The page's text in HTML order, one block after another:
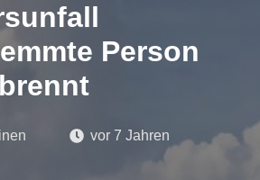
Person
vor 7 Jahren